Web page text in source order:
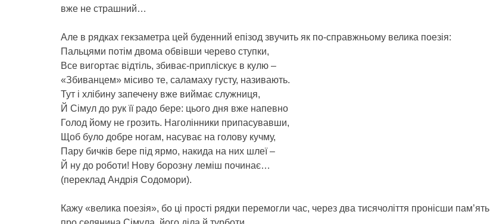
вже не страшний…
Але в рядках гекзаметра цей буденний епізод звучить як по-справжньому велика поезія:
Пальцями потім двома обвівши черево ступки,
Все вигортає відтіль, збиває-припліскує в кулю –
«Збиванцем» місиво те, саламаху густу, називають.
Тут і хлібину запечену вже виймає служниця,
Й Сімул до рук її радо бере: цього дня вже напевно
Голод йому не грозить. Наголінники припасувавши,
Щоб було добре ногам, насуває на голову кучму,
Пару бичків бере під ярмо, накида на них шлеї –
Й ну до роботи! Нову борозну леміш починає…
(переклад Андрія Содомори).
Кажу «велика поезія», бо ці прості рядки перемогли час, через два тисячоліття пронісши пам’ять